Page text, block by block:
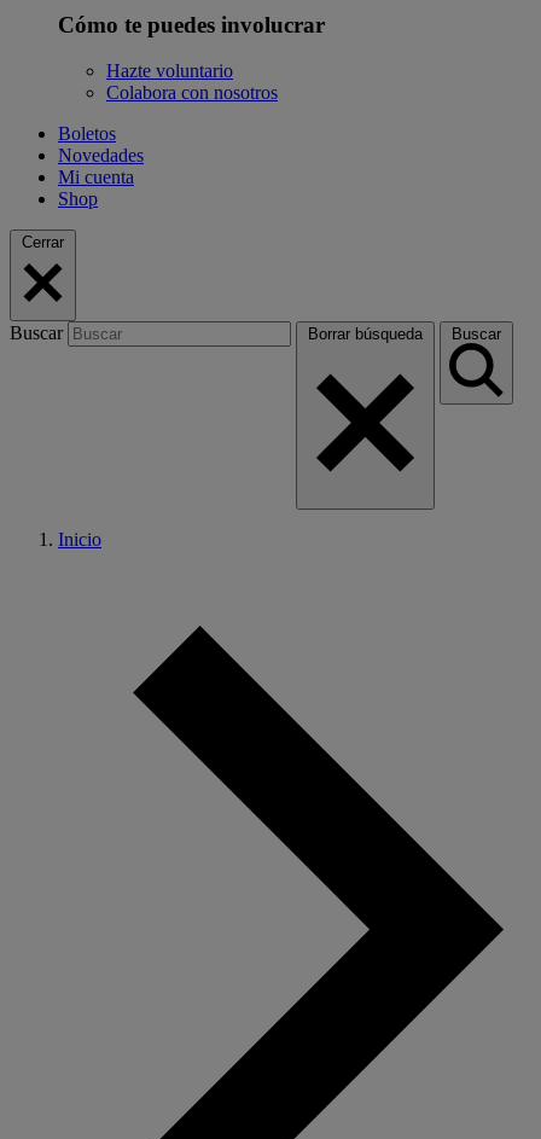
Cómo te puedes involucrar
Hazte voluntario
Colabora con nosotros
Boletos
Novedades
Mi cuenta
Shop
Cerrar
Buscar Borrar búsqueda Buscar
Inicio